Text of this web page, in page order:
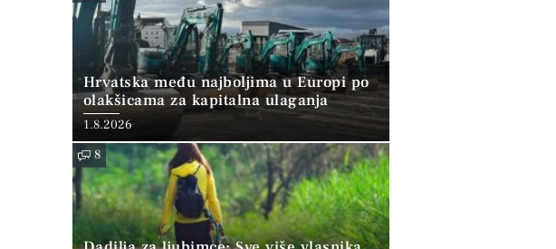
Hrvatska među najboljima u Europi po
olakšicama za kapitalna ulaganja
1.8.2026
8